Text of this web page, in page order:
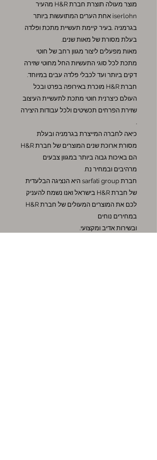
מוצר מעולה תוצרת חברת H&R מהעיר
iserlohn אחת הערים המתועשות ביותר
בגרמניה .בעיר קיימת תעשיית מתכת ופלדה
בעלת מסורת של מאות שנים.
מאות מפעלים ליצור מגוון רחב של חוטי
מתכת לכל סוגי התעשיות החל מחוטי שזירה
דקים ביותר ועד לכבלי פלדה עבים במיוחד.
חברת H&R מוכרת באירופה בפרט ובכל
העולם כיצרנית חוטי מתכת לתעשיית העיצוב
שזירת הפרחים תכשיטים ולכל עבודות היצירה
.
כיאה לחברה המייצרת בגרמניה ובעלת
מסורת ארוכת שנים המוצרים של חברת H&R
הם באיכות גבוה ביותר במגוון צבעים
מרהיבים ובמחיר נח.
חברת sarfati group היא הנציגה הבלעדית
של חברת H&R בישראל ואנו נשמח להעניק
לכם את המוצרים המעולים של חברת H&R
במחירים נוחים
ובשירות אדיב ומקצועי.